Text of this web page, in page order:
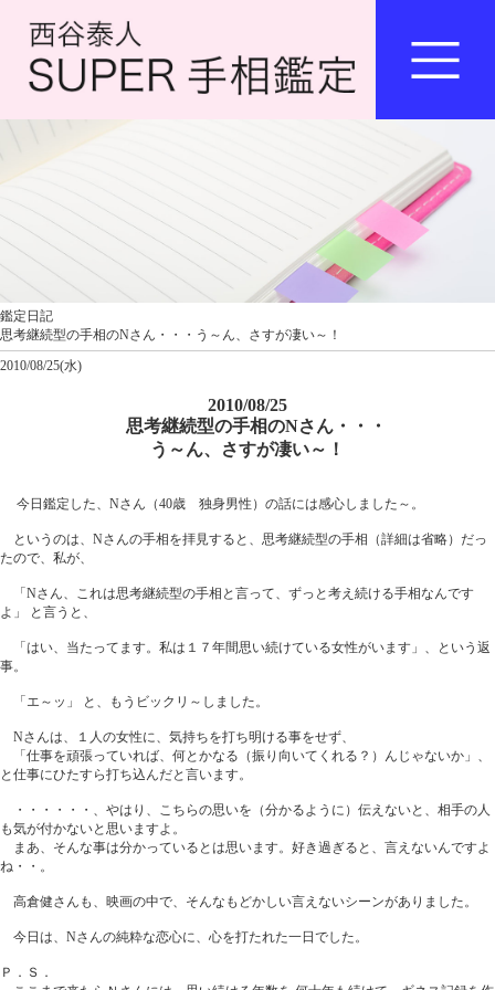
鑑定日記
思考継続型の手相のNさん・・・う～ん、さすが凄い～！
2010/08/25(水)
2010/08/25
思考継続型の手相のNさん・・・
う～ん、さすが凄い～！
今日鑑定した、Nさん（40歳 独身男性）の話には感心しました～。
というのは、Nさんの手相を拝見すると、思考継続型の手相（詳細は省略）だっ
たので、私が、
「Nさん、これは思考継続型の手相と言って、ずっと考え続ける手相なんです
よ」 と言うと、
「はい、当たってます。私は１７年間思い続けている女性がいます」、という返
事。
「エ～ッ」 と、もうビックリ～しました。
Nさんは、１人の女性に、気持ちを打ち明ける事をせず、
「仕事を頑張っていれば、何とかなる（振り向いてくれる？）んじゃないか」、
と仕事にひたすら打ち込んだと言います。
・・・・・・、やはり、こちらの思いを（分かるように）伝えないと、相手の人
も気が付かないと思いますよ。
まあ、そんな事は分かっているとは思います。好き過ぎると、言えないんですよ
ね・・。
高倉健さんも、映画の中で、そんなもどかしい言えないシーンがありました。
今日は、Nさんの純粋な恋心に、心を打たれた一日でした。
Ｐ．Ｓ．